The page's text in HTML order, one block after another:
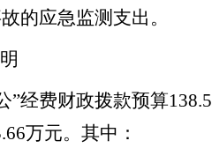
的应急监测支出。
经费财政拨款预算
万元。其中：